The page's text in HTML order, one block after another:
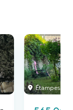
Étampes (91)